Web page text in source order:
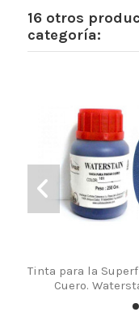
16 otros
categoría:
Tinta para la
Cuero.